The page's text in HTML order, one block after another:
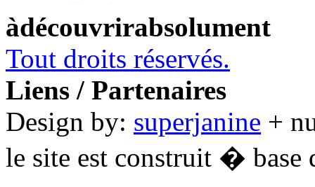
àdécouvrirabsolument
Tout droits réservés.
Liens / Partenaires
Design by: superjanine +
le site est construit � base